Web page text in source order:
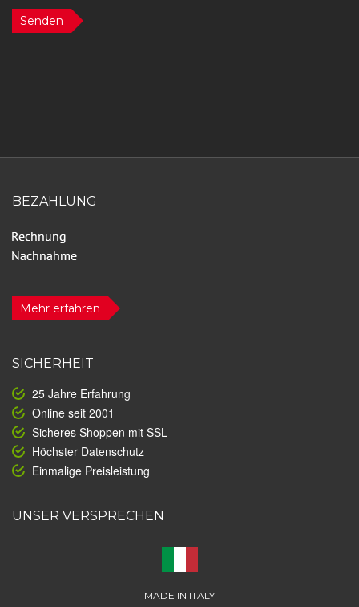
Senden
BEZAHLUNG
Mehr erfahren
SICHERHEIT
25 Jahre Erfahrung
Online seit 2001
Sicheres Shoppen mit SSL
Höchster Datenschutz
Einmalige Preisleistung
UNSER VERSPRECHEN
MADE IN ITALY